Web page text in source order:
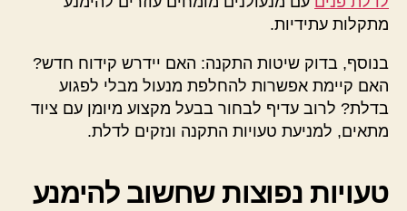
מתקלות עתידיות.
בנוסף, בדוק שיטות התקנה: האם יידרש קידוח חדש?
האם קיימת אפשרות להחלפת מנעול מבלי לפגוע
בדלת? לרוב עדיף לבחור בבעל מקצוע מיומן עם ציוד
מתאים, למניעת טעויות התקנה ונזקים לדלת.
טעויות נפוצות שחשוב להימנע